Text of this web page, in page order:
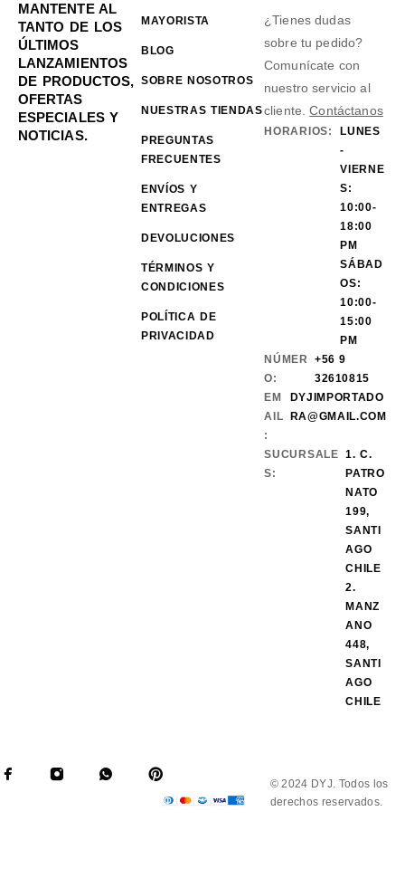
MANTENTE AL
TANTO DE LOS
ÚLTIMOS
LANZAMIENTOS
DE PRODUCTOS,
OFERTAS
ESPECIALES Y
NOTICIAS.
MAYORISTA
BLOG
SOBRE NOSOTROS
NUESTRAS TIENDAS
PREGUNTAS
FRECUENTES
ENVÍOS Y
ENTREGAS
DEVOLUCIONES
TÉRMINOS Y
CONDICIONES
POLÍTICA DE
PRIVACIDAD
¿Tienes dudas
sobre tu pedido?
Comunícate con
nuestro servicio al
cliente.Contáctanos
HORARIOS:
LUNES
-
VIERNE
S:
10:00-
18:00
PM
SÁBAD
OS:
10:00-
15:00
PM
NÚMER
O:
+56 9
32610815
EM
AIL
:
DYJIMPORTADO
RA@GMAIL.COM
SUCURSALE
S:
1. C.
PATRO
NATO
199,
SANTI
AGO
CHILE
2.
MANZ
ANO
448,
SANTI
AGO
CHILE
© 2024 DYJ. Todos los
derechos reservados.